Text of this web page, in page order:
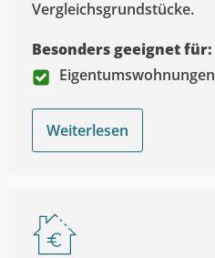
Vergleichsgrundstücke.
Besonders geeignet für:
Eigentumswohnungen
Weiterlesen